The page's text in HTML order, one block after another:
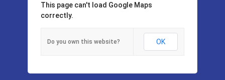
This page can't load Google Maps
correctly.
Do you own this website? OK